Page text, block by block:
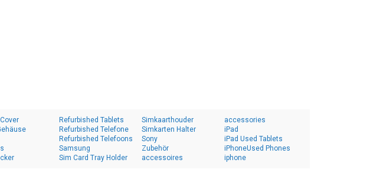
Refurbished Tablets
Refurbished Telefone
Refurbished Telefoons
Samsung
Sim Card Tray Holder
Simkaarthouder
Simkarten Halter
Sony
Zubehör
accessoires
accessories
iPad
iPad Used Tablets
iPhoneUsed Phones
iphone